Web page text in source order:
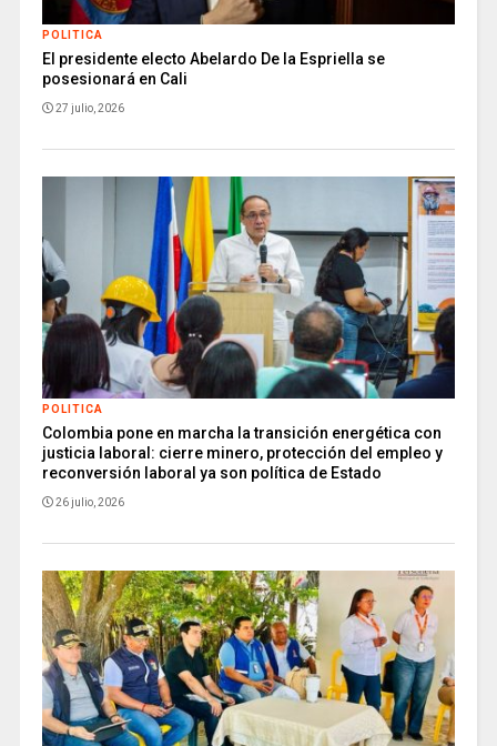
POLITICA
El presidente electo Abelardo De la Espriella se
posesionará en Cali
27 julio, 2026
POLITICA
Colombia pone en marcha la transición energética con
justicia laboral: cierre minero, protección del empleo y
reconversión laboral ya son política de Estado
26 julio, 2026